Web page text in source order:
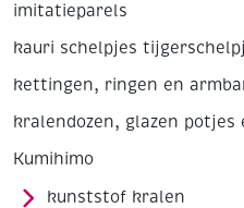
imitatieparels
kauri schelpjes
kettingen, ringen en
kralendozen, glazen potjes
Kumihimo
kunststof kralen